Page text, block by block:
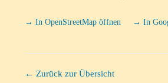
→ In OpenStreetMap öffnen → In
← Zurück zur Übersicht